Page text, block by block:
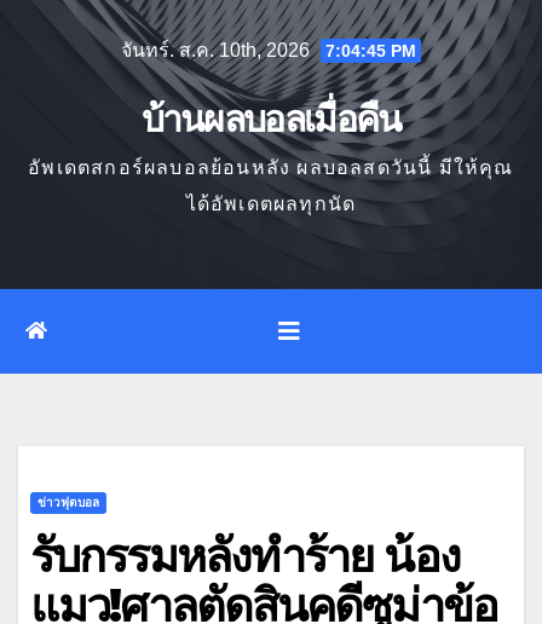
จันทร์. ส.ค. 10th, 2026 7:04:46 PM
บ้านผลบอลเมื่อคืน
อัพเดตสกอร์ผลบอลย้อนหลัง ผลบอลสดวันนี้ มีให้คุณ
ได้อัพเดตผลทุกนัด
ข่าวฟุตบอล
รับกรรมหลังทำร้าย น้อง
แมว!ศาลตัดสินคดีซูม่าข้อ